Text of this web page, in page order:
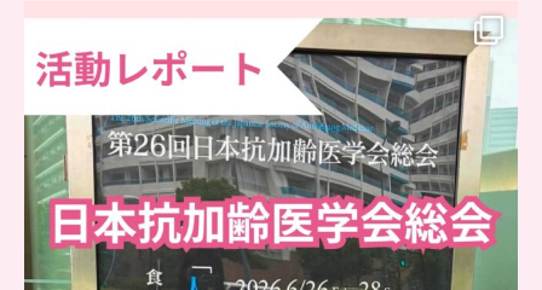
..
日本抗加齢医学会に参加しました
0